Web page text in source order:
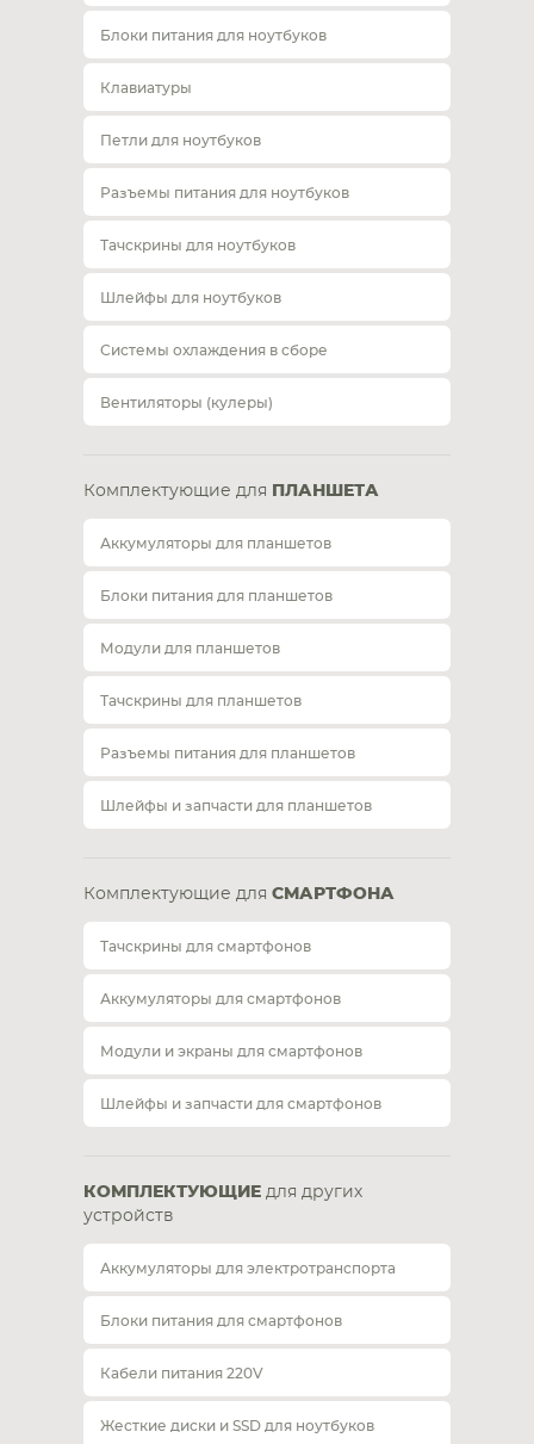
Блоки питания для ноутбуков
Клавиатуры
Петли для ноутбуков
Разъемы питания для ноутбуков
Тачскрины для ноутбуков
Шлейфы для ноутбуков
Системы охлаждения в сборе
Вентиляторы (кулеры)
Комплектующие для ПЛАНШЕТА
Аккумуляторы для планшетов
Блоки питания для планшетов
Модули для планшетов
Тачскрины для планшетов
Разъемы питания для планшетов
Шлейфы и запчасти для планшетов
Комплектующие для СМАРТФОНА
Тачскрины для смартфонов
Аккумуляторы для смартфонов
Модули и экраны для смартфонов
Шлейфы и запчасти для смартфонов
КОМПЛЕКТУЮЩИЕ для других
устройств
Аккумуляторы для электротранспорта
Блоки питания для смартфонов
Кабели питания 220V
Жесткие диски и SSD для ноутбуков